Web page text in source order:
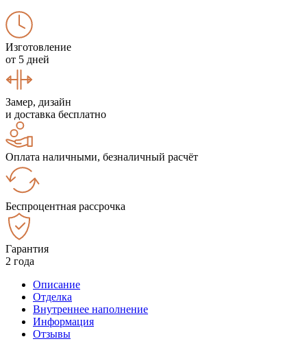
Изготовление
от 5 дней
Замер, дизайн
и доставка бесплатно
Оплата наличными, безналичный расчёт
Беспроцентная рассрочка
Гарантия
2 года
Описание
Отделка
Внутреннее наполнение
Информация
Отзывы